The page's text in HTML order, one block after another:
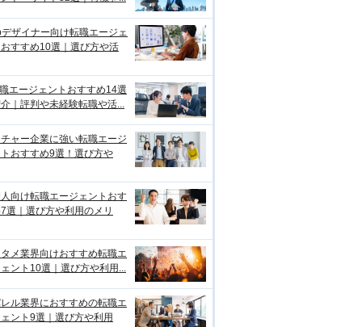
ザイナー向け転職エージェ
すすめ10選｜選び方や活
エージェントおすすめ14選
｜評判や未経験転職や活...
ャー企業に強い転職エージ
トおすすめ9選！選び方や
向け転職エージェントおす
選｜選び方や利用のメリ
メ業界向けおすすめ転職エ
ント10選｜選び方や利用...
ル業界におすすめの転職エ
ント9選｜選び方や利用